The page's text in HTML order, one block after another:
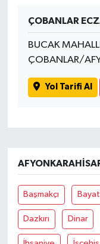
ÇOBANLAR
BUCAK
ÇOBANLAR/
Yol Tarifi Al
Başmakçı Bayat
Dazkırı Dinar